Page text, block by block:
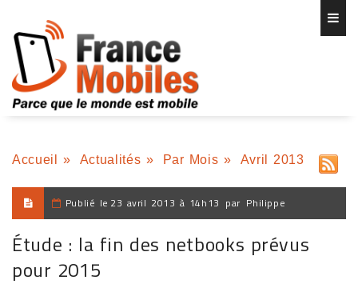
Accueil » Actualités » Par Mois » Avril 2013
Publié le 23 avril 2013 à 14h13 par Philippe
Étude : la fin des netbooks prévus
pour 2015